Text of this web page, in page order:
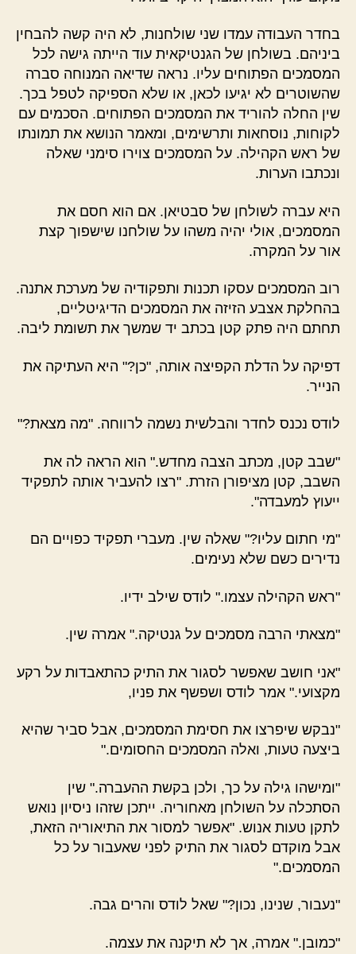
בחדר העבודה עמדו שני שולחנות, לא היה קשה להבחין
ביניהם. בשולחן של הגנטיקאית עוד הייתה גישה לכל
המסמכים הפתוחים עליו. נראה שדיאה המנוחה סברה
שהשוטרים לא יגיעו לכאן, או שלא הספיקה לטפל בכך.
שין החלה להוריד את המסמכים הפתוחים. הסכמים עם
לקוחות, נוסחאות ותרשימים, ומאמר הנושא את תמונתו
של ראש הקהילה. על המסמכים צוירו סימני שאלה
ונכתבו הערות.
היא עברה לשולחן של סבטיאן. אם הוא חסם את
המסמכים, אולי יהיה משהו על שולחנו שישפוך קצת
אור על המקרה.
רוב המסמכים עסקו תכנות ותפקודיה של מערכת אתנה.
בהחלקת אצבע הזיזה את המסמכים הדיגיטליים,
תחתם היה פתק קטן בכתב יד שמשך את תשומת ליבה.
דפיקה על הדלת הקפיצה אותה, "כן?" היא העתיקה את
הנייר.
לודס נכנס לחדר והבלשית נשמה לרווחה. "מה מצאת?"
"שבב קטן, מכתב הצבה מחדש." הוא הראה לה את
השבב, קטן מציפורן הזרת. "רצו להעביר אותה לתפקיד
ייעוץ למעבדה".
"מי חתום עליו?" שאלה שין. מעברי תפקיד כפויים הם
נדירים כשם שלא נעימים.
"ראש הקהילה עצמו." לודס שילב ידיו.
"מצאתי הרבה מסמכים על גנטיקה." אמרה שין.
"אני חושב שאפשר לסגור את התיק כהתאבדות על רקע
מקצועי." אמר לודס ושפשף את פניו,
"נבקש שיפרצו את חסימת המסמכים, אבל סביר שהיא
ביצעה טעות, ואלה המסמכים החסומים."
"ומישהו גילה על כך, ולכן בקשת ההעברה." שין
הסתכלה על השולחן מאחוריה. ייתכן שזהו ניסיון נואש
לתקן טעות אנוש. "אפשר למסור את התיאוריה הזאת,
אבל מוקדם לסגור את התיק לפני שאעבור על כל
המסמכים."
"נעבור, שנינו, נכון?" שאל לודס והרים גבה.
"כמובן." אמרה, אך לא תיקנה את עצמה.